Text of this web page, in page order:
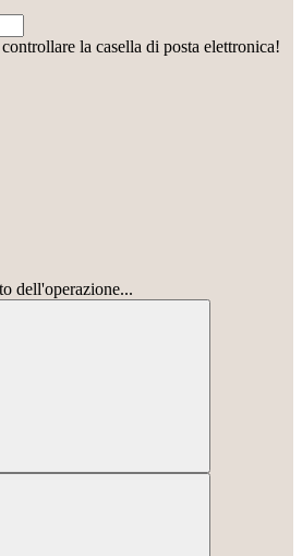
la casella di posta elettronica!
dell'operazione...